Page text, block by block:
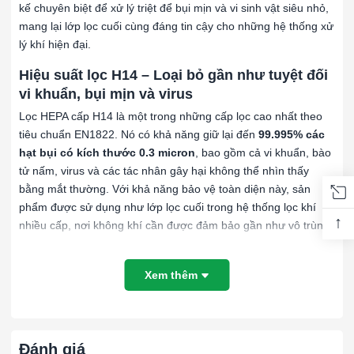
kế chuyên biệt để xử lý triệt để bụi mịn và vi sinh vật siêu nhỏ,
mang lại lớp lọc cuối cùng đáng tin cậy cho những hệ thống xử
lý khí hiện đại.
Hiệu suất lọc H14 – Loại bỏ gần như tuyệt đối
vi khuẩn, bụi mịn và virus
Lọc HEPA cấp H14 là một trong những cấp lọc cao nhất theo
tiêu chuẩn EN1822. Nó có khả năng giữ lại đến 99.995% các
hạt bụi có kích thước 0.3 micron , bao gồm cả vi khuẩn, bào
tử nấm, virus và các tác nhân gây hại không thể nhìn thấy
bằng mắt thường. Với khả năng bảo vệ toàn diện này, sản
phẩm được sử dụng như lớp lọc cuối trong hệ thống lọc khí
nhiều cấp, nơi không khí cần được đảm bảo gần như vô trùng.
Khung nhôm định hình – Nhẹ, bền, không gỉ
nhôm định hìnhcao cấp, giúp sản phẩm
lắp đặt nhẹ và chính xác. Bề mặt khung được xử lý sắc nét,
Xem thêm
Đánh giá
↑